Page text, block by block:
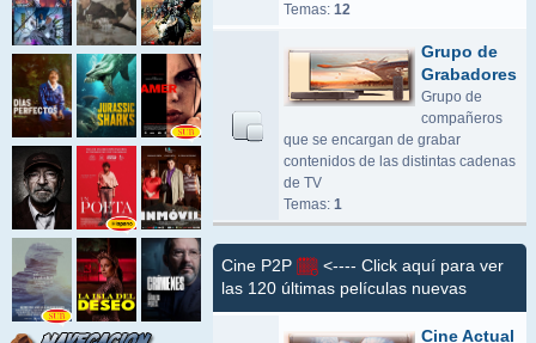
Temas: 12
Grupo de
Grabadores
Grupo de
compañeros
que se encargan de grabar
contenidos de las distintas cadenas
de TV
Temas: 1
Cine P2P
<---- Click aquí para ver
las 120 últimas películas nuevas
Cine Actual